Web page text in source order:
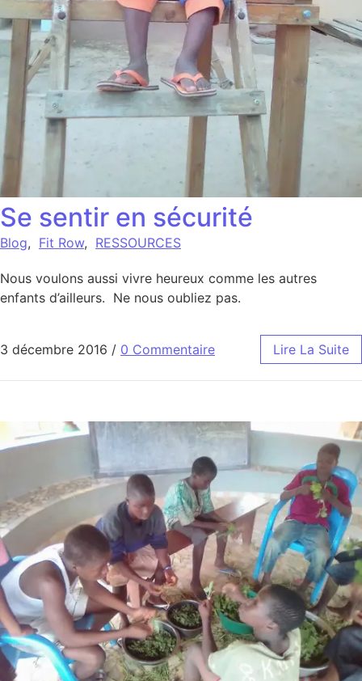
Se sentir en sécurité
Blog, Fit Row, RESSOURCES
Nous voulons aussi vivre heureux comme les autres
enfants d’ailleurs. Ne nous oubliez pas.
3 décembre 2016 / 0 Commentaire Lire La Suite